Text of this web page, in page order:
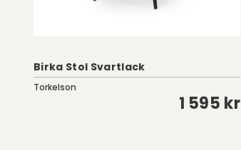
Birka Stol Svartlack
Torkelson
1 595 kr